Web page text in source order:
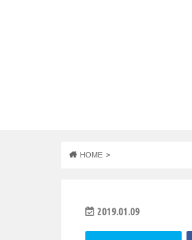
HOME
2019.01.09